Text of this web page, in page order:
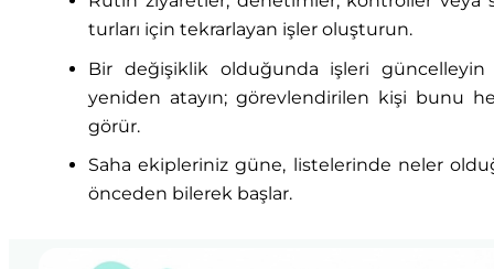
turları için tekrarlayan işler oluşturun.
Bir değişiklik olduğunda işleri güncelleyin
yeniden atayın; görevlendirilen kişi bunu
görür.
Saha ekipleriniz güne, listelerinde neler
önceden bilerek başlar.